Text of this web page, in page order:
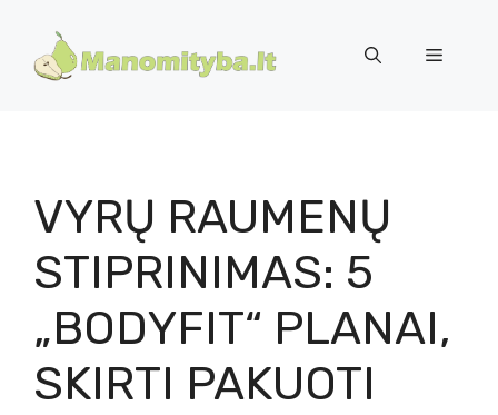
turinio
Meniu
VYRŲ RAUMENŲ
STIPRINIMAS: 5
„BODYFIT“ PLANAI,
SKIRTI PAKUOTI